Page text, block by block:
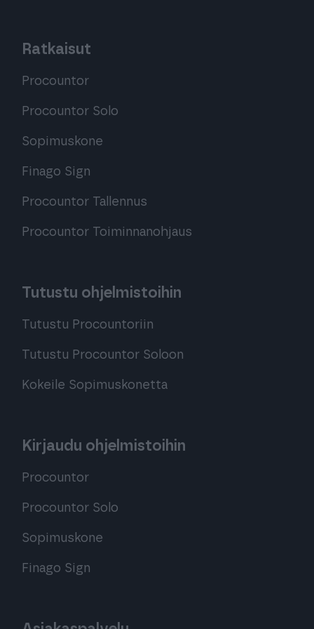
Ratkaisut
Procountor
Procountor Solo
Sopimuskone
Finago Sign
Procountor Tallennus
Procountor Toiminnanohjaus
Tutustu ohjelmistoihin
Tutustu Procountoriin
Tutustu Procountor Soloon
Kokeile Sopimuskonetta
Kirjaudu ohjelmistoihin
Procountor
Procountor Solo
Sopimuskone
Finago Sign